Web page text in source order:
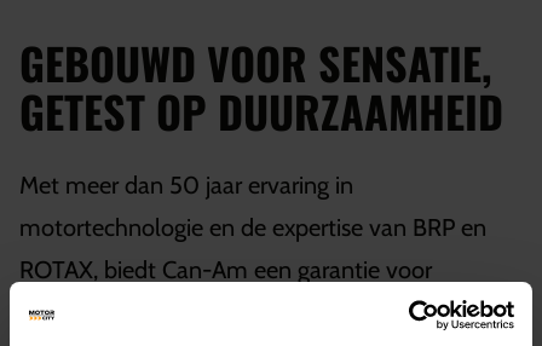
GEBOUWD VOOR SENSATIE,
GETEST OP DUURZAAMHEID
Met meer dan 50 jaar ervaring in
motortechnologie en de expertise van BRP en
ROTAX, biedt Can-Am een garantie voor
duurzaamheid, prestaties en vakmanschap. Of je